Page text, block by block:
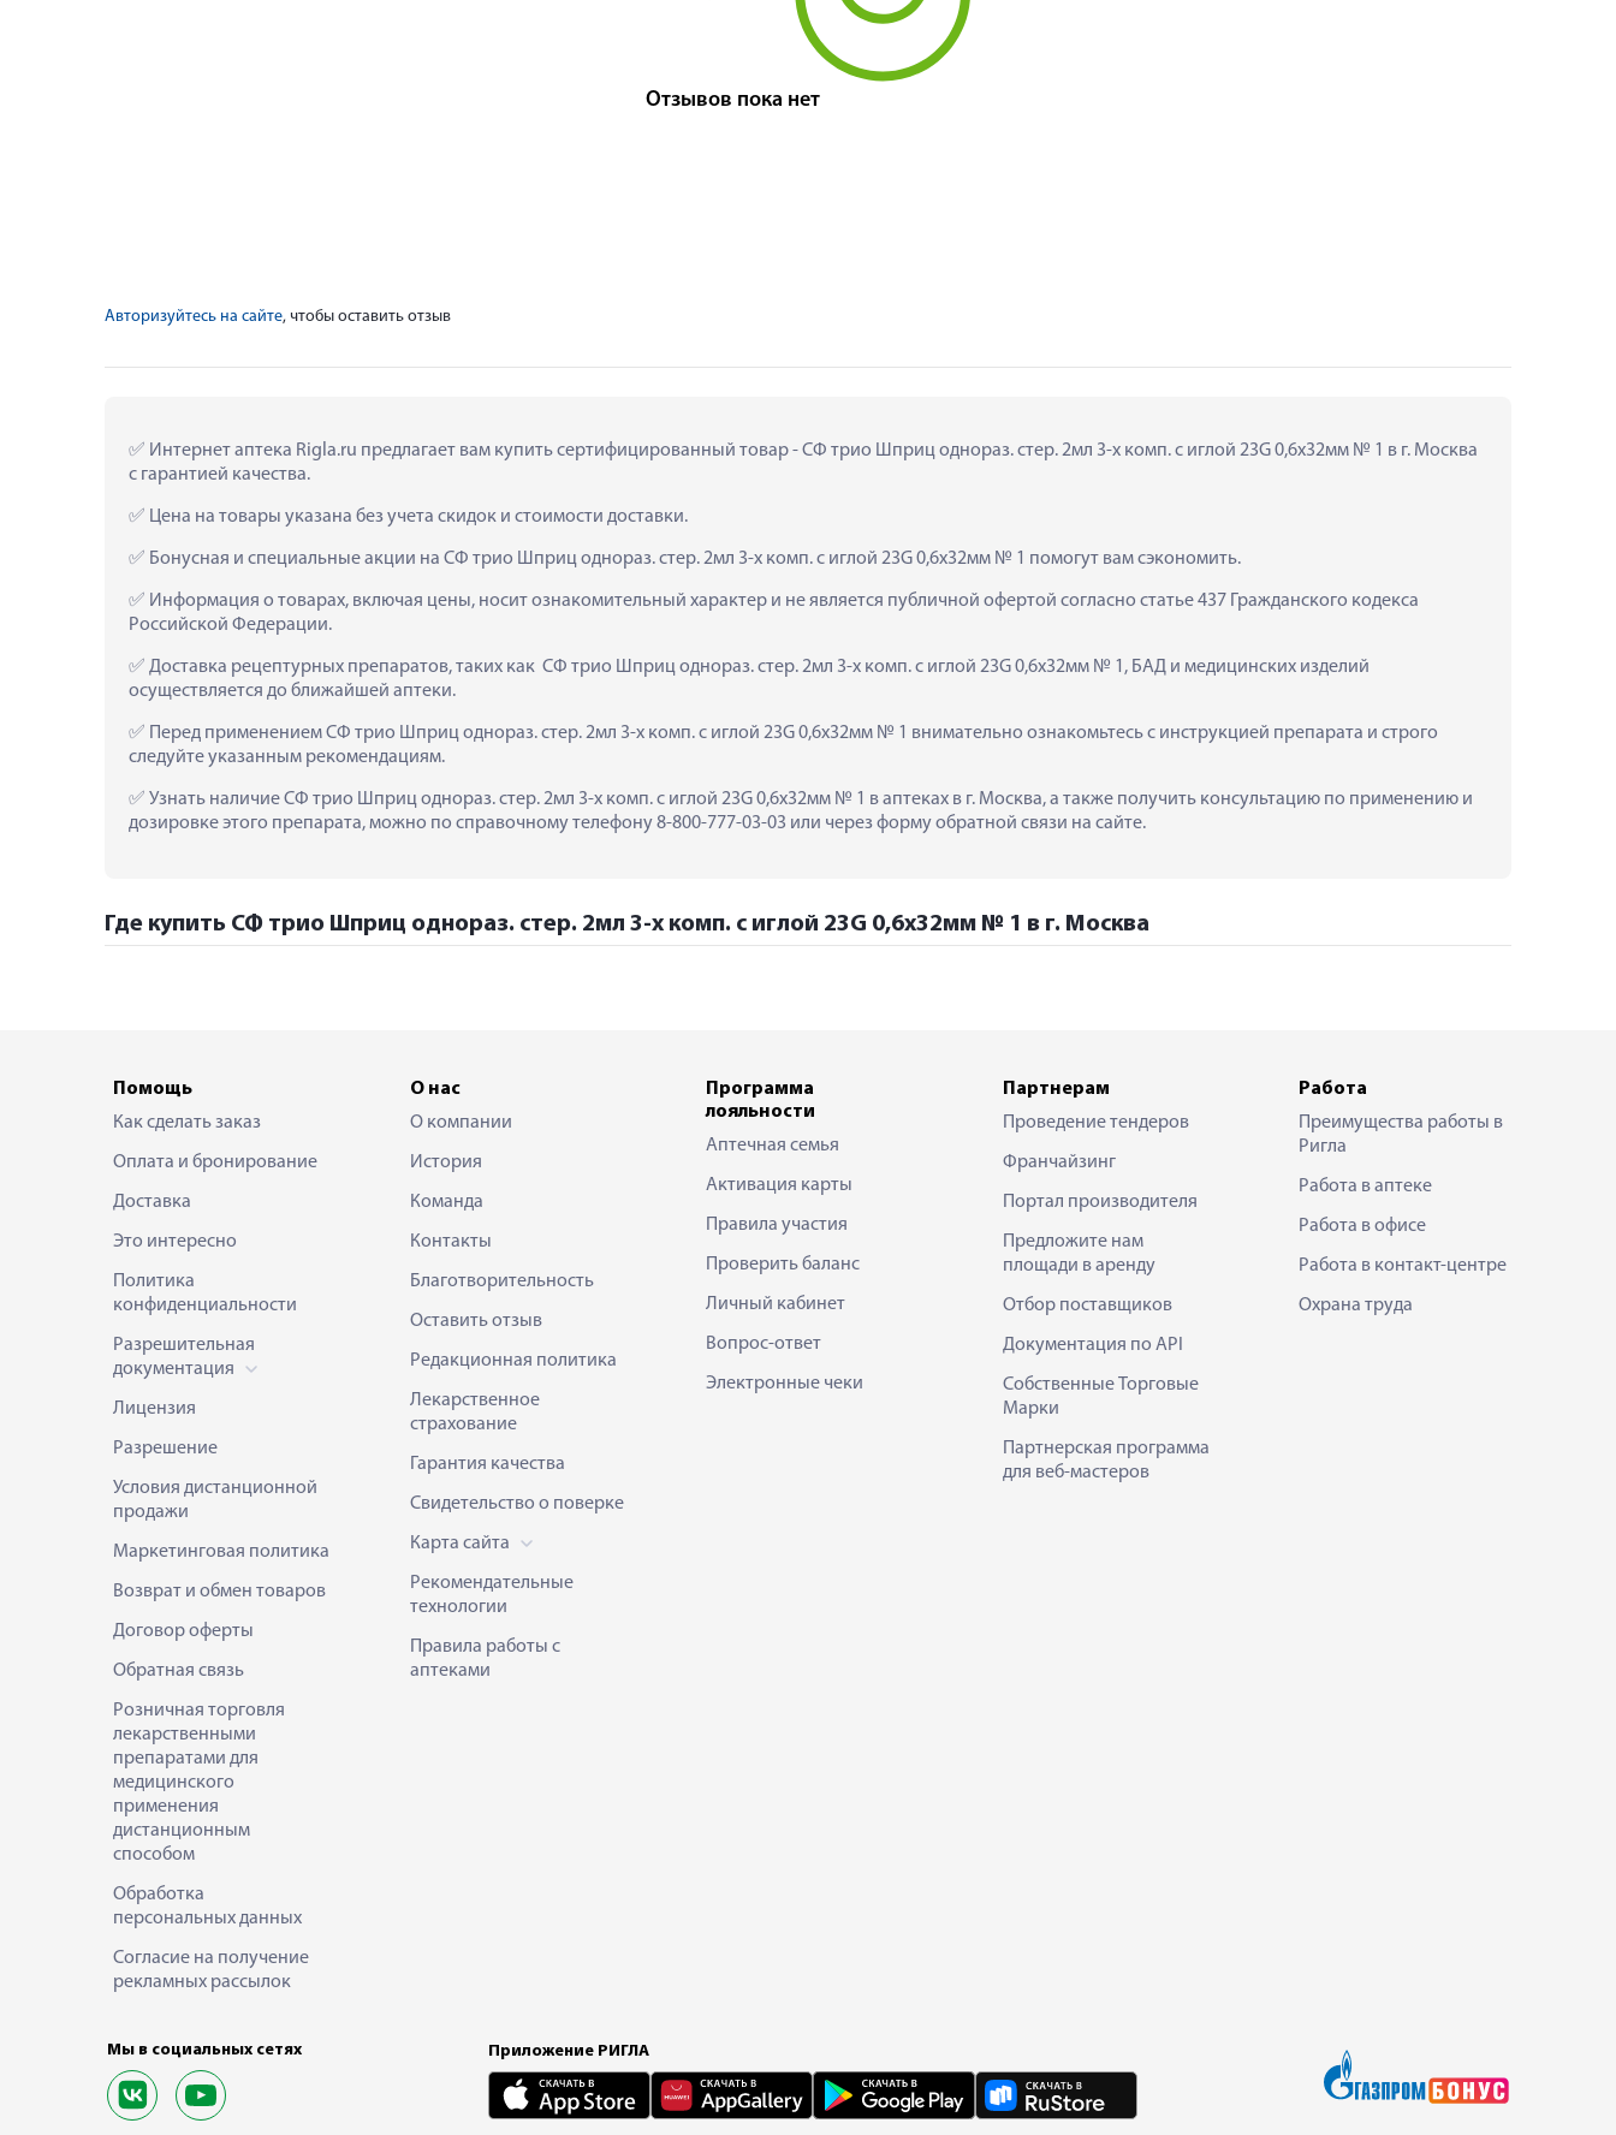
Отзывов пока нет
Авторизуйтесь на сайте, чтобы оставить отзыв
Интернет аптека Rigla.ru предлагает вам купить сертифицированный товар - СФ трио Шприц однораз. стер. 2мл 3-х комп. с иглой 23G 0,6х32мм № 1 в г. Москва
с гарантией качества.
Цена на товары указана без учета скидок и стоимости доставки.
Бонусная и специальные акции на СФ трио Шприц однораз. стер. 2мл 3-х комп. с иглой 23G 0,6х32мм № 1 помогут вам сэкономить.
Информация о товарах, включая цены, носит ознакомительный характер и не является публичной офертой согласно статье 437 Гражданского кодекса
Российской Федерации.
Доставка рецептурных препаратов, таких как  СФ трио Шприц однораз. стер. 2мл 3-х комп. с иглой 23G 0,6х32мм № 1, БАД и медицинских изделий
осуществляется до ближайшей аптеки.
Перед применением СФ трио Шприц однораз. стер. 2мл 3-х комп. с иглой 23G 0,6х32мм № 1 внимательно ознакомьтесь с инструкцией препарата и строго
следуйте указанным рекомендациям.
Узнать наличие СФ трио Шприц однораз. стер. 2мл 3-х комп. с иглой 23G 0,6х32мм № 1 в аптеках в г. Москва, а также получить консультацию по применению и
дозировке этого препарата, можно по справочному телефону 8-800-777-03-03 или через форму обратной связи на сайте.
Где купить СФ трио Шприц однораз. стер. 2мл 3-х комп. с иглой 23G 0,6х32мм № 1 в г. Москва
Помощь
Как сделать заказ
Оплата и бронирование
Доставка
Это интересно
Политика
конфиденциальности
Разрешительная
документация
Лицензия
Разрешение
Условия дистанционной
продажи
Маркетинговая политика
Возврат и обмен товаров
Договор оферты
Обратная связь
Розничная торговля
лекарственными
препаратами для
медицинского
применения
дистанционным
способом
Обработка
персональных данных
Согласие на получение
рекламных рассылок
О нас
О компании
История
Команда
Контакты
Благотворительность
Оставить отзыв
Редакционная политика
Лекарственное
страхование
Гарантия качества
Свидетельство о поверке
Карта сайта
Рекомендательные
технологии
Правила работы с
аптеками
Программа
лояльности
Аптечная семья
Активация карты
Правила участия
Проверить баланс
Личный кабинет
Вопрос-ответ
Электронные чеки
Партнерам
Проведение тендеров
Франчайзинг
Портал производителя
Предложите нам
площади в аренду
Отбор поставщиков
Документация по API
Собственные Торговые
Марки
Партнерская программа
для веб-мастеров
Работа
Преимущества работы в
Ригла
Работа в аптеке
Работа в офисе
Работа в контакт-центре
Охрана труда
Мы в социальных сетях Приложение РИГЛА